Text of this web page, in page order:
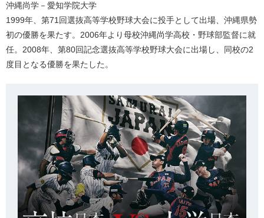
沖縄尚学－愛知学院大学
1999年、第71回選抜高等学校野球大会に投手として出場、沖縄県勢
初の優勝を果たす。2006年より母校沖縄尚学高校・野球部監督に就
任。2008年、第80回記念選抜高等学校野球大会に出場し、同校の2
度目となる優勝を果たした。